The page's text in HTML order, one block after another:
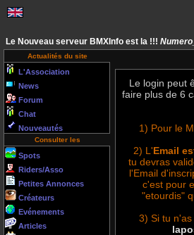
Le Nouveau serveur BMXInfo est la !!!
Actualités du site
L'Association
News
Forum
Chat
Nouveautés
Consulter les
Spots
Riders/Asso
Petites Annonces
Créateurs
Evénements
Articles
Le login peut
faire plus de 6
1) Pour le
2) L'Email
tu devras
l'Email
c'est pour
"etourdis"
3) Si tu n'as